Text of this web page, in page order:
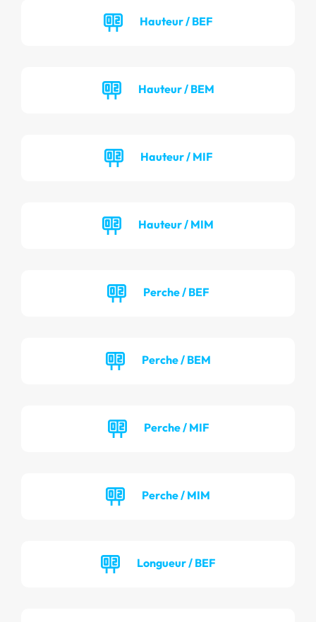
Hauteur / BEF
Hauteur / BEM
Hauteur / MIF
Hauteur / MIM
Perche / BEF
Perche / BEM
Perche / MIF
Perche / MIM
Longueur / BEF